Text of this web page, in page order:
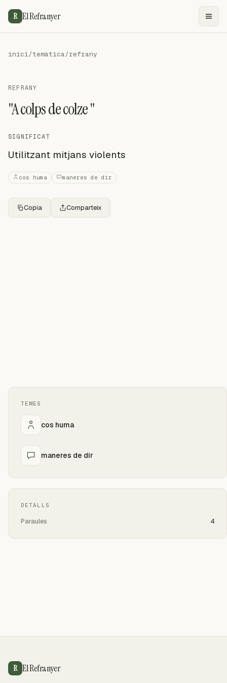
R El Refranyer
inici/temàtica/refrany
REFRANY
"A colps de colze "
SIGNIFICAT
Utilitzant mitjans violents
cos huma maneres de dir
Copia Comparteix
TEMES
cos huma
maneres de dir
DETALLS
Paraules 4
R El Refranyer